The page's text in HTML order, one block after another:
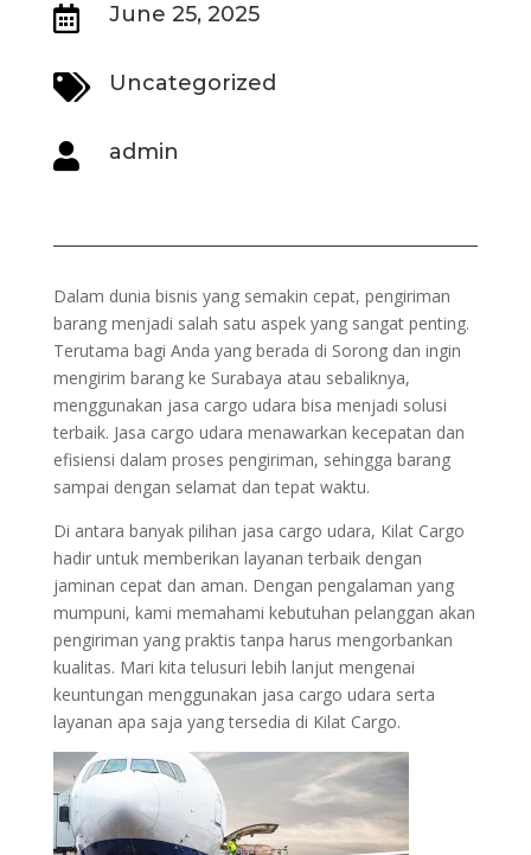
 June 25, 2025
 Uncategorized
 admin
Dalam dunia bisnis yang semakin cepat, pengiriman
barang menjadi salah satu aspek yang sangat penting.
Terutama bagi Anda yang berada di Sorong dan ingin
mengirim barang ke Surabaya atau sebaliknya,
menggunakan jasa cargo udara bisa menjadi solusi
terbaik. Jasa cargo udara menawarkan kecepatan dan
efisiensi dalam proses pengiriman, sehingga barang
sampai dengan selamat dan tepat waktu.
Di antara banyak pilihan jasa cargo udara, Kilat Cargo
hadir untuk memberikan layanan terbaik dengan
jaminan cepat dan aman. Dengan pengalaman yang
mumpuni, kami memahami kebutuhan pelanggan akan
pengiriman yang praktis tanpa harus mengorbankan
kualitas. Mari kita telusuri lebih lanjut mengenai
keuntungan menggunakan jasa cargo udara serta
layanan apa saja yang tersedia di Kilat Cargo.